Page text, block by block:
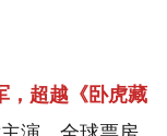
，超越《卧虎藏